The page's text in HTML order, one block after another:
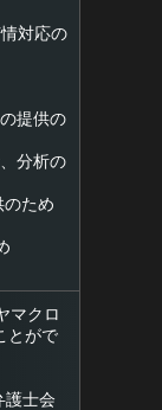
対応の
提供の
分析の
のため
マクロ
とがで
護士会